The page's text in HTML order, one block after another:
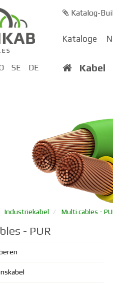
Katalog-
Kataloge
SE DE Kabel
Industriekabel Multi cables -
- PUR